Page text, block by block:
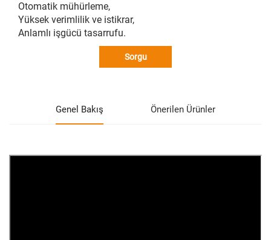
Otomatik mühürleme,
Yüksek verimlilik ve istikrar,
Anlamlı işgücü tasarrufu.
Sorgu
Genel Bakış Önerilen Ürünler